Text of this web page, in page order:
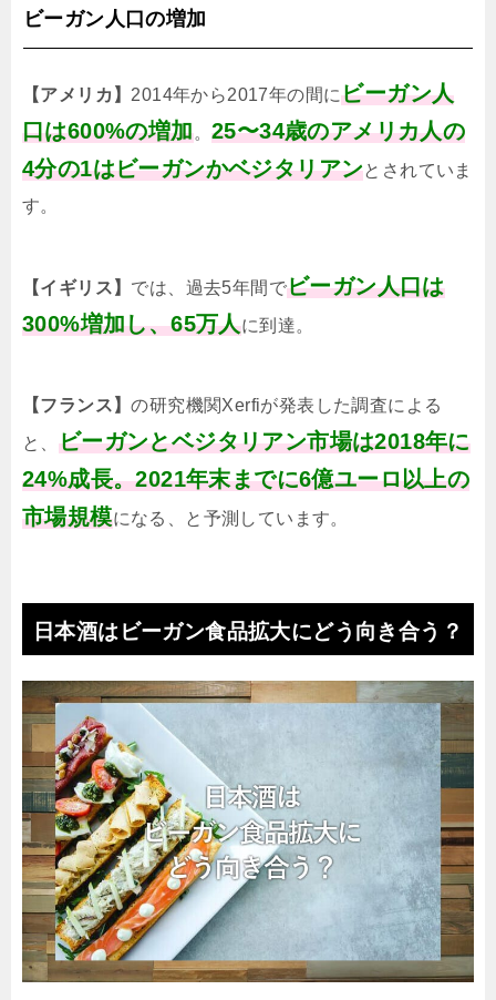
ビーガン人口の増加
【アメリカ】 2014年から2017年の間にビーガン人
口は600%の増加。25〜34歳のアメリカ人の
4分の1はビーガンかベジタリアンとされていま
す。
【イギリス】 では、過去5年間でビーガン人口は
300%増加し、65万人に到達。
【フランス】の研究機関Xerfiが発表した調査による
と、 ビーガンとベジタリアン市場は2018年に
24%成長。2021年末までに6億ユーロ以上の
市場規模になる、と予測しています。
日本酒はビーガン食品拡大にどう向き合う？